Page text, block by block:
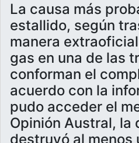
La causa más
estallido, según
manera
gas en una de las
conforman el
acuerdo con la
pudo acceder el
Opinión Austral, la
destruyó al menos